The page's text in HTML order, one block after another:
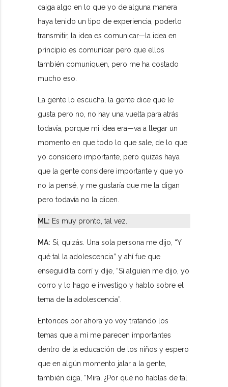
caiga algo en lo que yo de alguna manera
haya tenido un tipo de experiencia, poderlo
transmitir, la idea es comunicar—la idea en
principio es comunicar pero que ellos
también comuniquen, pero me ha costado
mucho eso.
La gente lo escucha, la gente dice que le
gusta pero no, no hay una vuelta para atrás
todavía, porque mi idea era—va a llegar un
momento en que todo lo que sale, de lo que
yo considero importante, pero quizás haya
que la gente considere importante y que yo
no la pensé, y me gustaría que me la digan
pero todavía no la dicen.
ML: Es muy pronto, tal vez.
MA: Sí, quizás. Una sola persona me dijo, “Y
qué tal la adolescencia” y ahí fue que
enseguidita corrí y dije, “Si alguien me dijo, yo
corro y lo hago e investigo y hablo sobre el
tema de la adolescencia”.
Entonces por ahora yo voy tratando los
temas que a mí me parecen importantes
dentro de la educación de los niños y espero
que en algún momento jalar a la gente,
también diga, “Mira, ¿Por qué no hablas de tal